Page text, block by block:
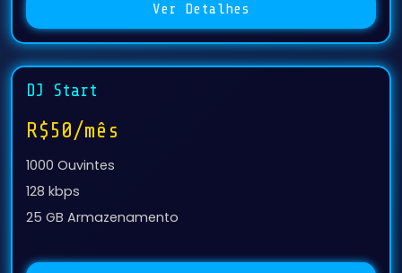
Ver Detalhes
DJ Start
R$50/mês
1000 Ouvintes
128 kbps
25 GB Armazenamento